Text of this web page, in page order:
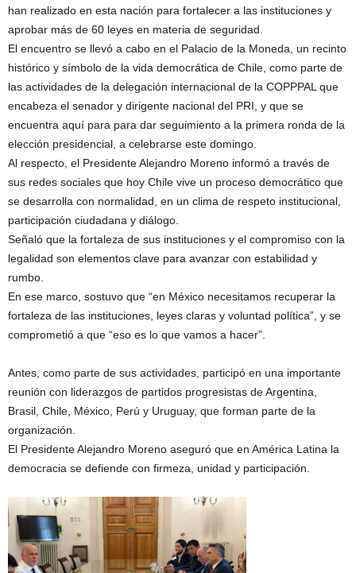
han realizado en esta nación para fortalecer a las instituciones y
aprobar más de 60 leyes en materia de seguridad.
El encuentro se llevó a cabo en el Palacio de la Moneda, un recinto
histórico y símbolo de la vida democrática de Chile, como parte de
las actividades de la delegación internacional de la COPPPAL que
encabeza el senador y dirigente nacional del PRI, y que se
encuentra aquí para para dar seguimiento a la primera ronda de la
elección presidencial, a celebrarse este domingo.
Al respecto, el Presidente Alejandro Moreno informó a través de
sus redes sociales que hoy Chile vive un proceso democrático que
se desarrolla con normalidad, en un clima de respeto institucional,
participación ciudadana y diálogo.
Señaló que la fortaleza de sus instituciones y el compromiso con la
legalidad son elementos clave para avanzar con estabilidad y
rumbo.
En ese marco, sostuvo que “en México necesitamos recuperar la
fortaleza de las instituciones, leyes claras y voluntad política”, y se
comprometió a que “eso es lo que vamos a hacer”.
Antes, como parte de sus actividades, participó en una importante
reunión con liderazgos de partidos progresistas de Argentina,
Brasil, Chile, México, Perú y Uruguay, que forman parte de la
organización.
El Presidente Alejandro Moreno aseguró que en América Latina la
democracia se defiende con firmeza, unidad y participación.